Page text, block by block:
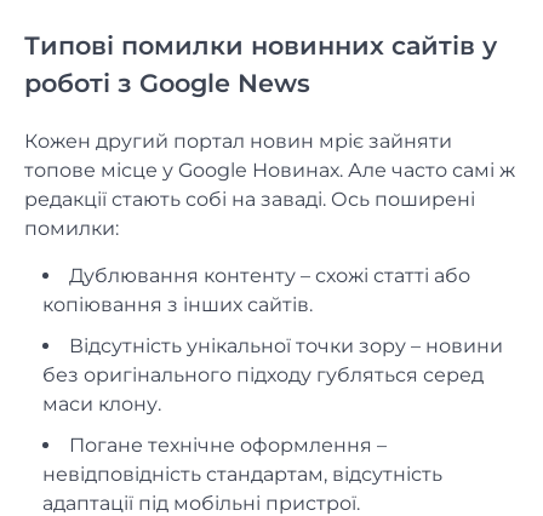
Типові помилки новинних сайтів у
роботі з Google News
Кожен другий портал новин мріє зайняти
топове місце у Google Новинах. Але часто самі ж
редакції стають собі на заваді. Ось поширені
помилки:
Дублювання контенту – схожі статті або
копіювання з інших сайтів.
Відсутність унікальної точки зору – новини
без оригінального підходу губляться серед
маси клону.
Погане технічне оформлення –
невідповідність стандартам, відсутність
адаптації під мобільні пристрої.